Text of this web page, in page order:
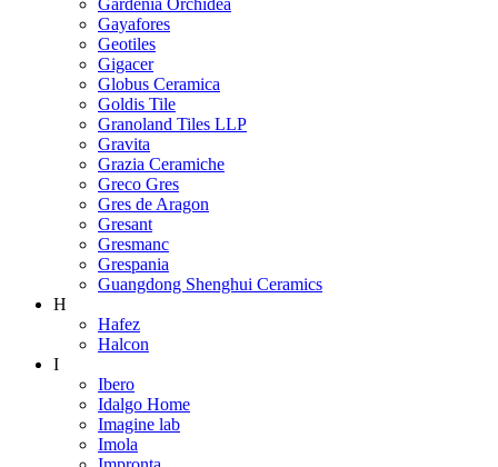
Gayafores
Geotiles
Gigacer
Globus Ceramica
Goldis Tile
Granoland Tiles LLP
Gravita
Grazia Ceramiche
Greco Gres
Gres de Aragon
Gresant
Gresmanc
Grespania
Guangdong Shenghui Ceramics
H
Hafez
Halcon
I
Ibero
Idalgo Home
Imagine lab
Imola